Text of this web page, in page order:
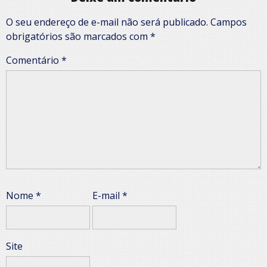
O seu endereço de e-mail não será publicado. Campos
obrigatórios são marcados com *
Comentário *
Nome * E-mail *
Site